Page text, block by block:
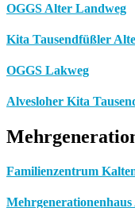
OGGS Alter Landweg
Kita Tausendfüßler
OGGS Lakweg
Alvesloher Kita
Familienzentrum